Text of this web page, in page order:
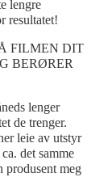
lengre
resultatet!
FILMEN DIT
BERØRER
lenger
de trenger.
leie av utstyr
det samme
produsent meg